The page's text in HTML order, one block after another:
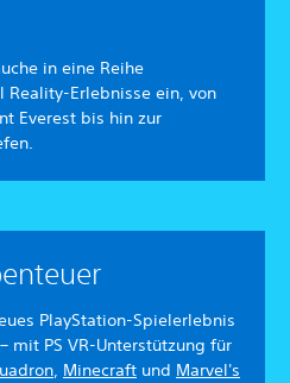
in eine Reihe
Erlebnisse ein, von
Everest bis hin zur
PlayStation-Spielerlebnis
mit PS VR-Unterstützung für
, Minecraft und Marvel's